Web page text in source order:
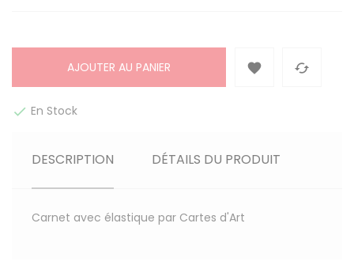
AJOUTER AU PANIER  
 En Stock
DESCRIPTION DÉTAILS DU PRODUIT
Carnet avec élastique par Cartes d'Art